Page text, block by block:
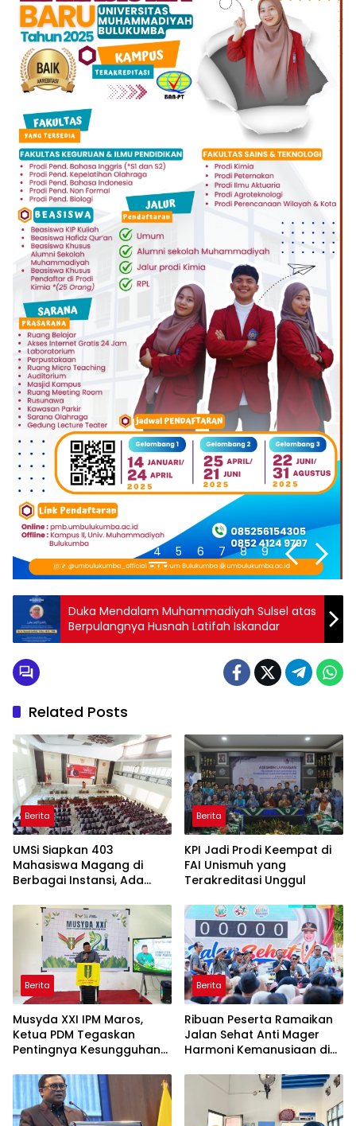
4 5 6 7 8 9
Duka Mendalam Muhammadiyah Sulsel atas
Berpulangnya Husnah Latifah Iskandar
Related Posts
Berita
UMSi Siapkan 403
Mahasiswa Magang di
Berbagai Instansi, Ada
Taiwan
Berita
KPI Jadi Prodi Keempat di
FAI Unismuh yang
Terakreditasi Unggul
Berita
Musyda XXI IPM Maros,
Ketua PDM Tegaskan
Pentingnya Kesungguhan
Berita
Ribuan Peserta Ramaikan
Jalan Sehat Anti Mager
Harmoni Kemanusiaan di